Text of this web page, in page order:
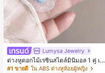
Lumysa Jewelry
ต่างหูดอกไม้เรซินสไตล์มินิมอล 1 คู่ เห
มาะสำหรับสวมใส่ประจำวันและวันพักผ่
#1 ขายดี ใน ABS ต่างหูห้อยผู้หญิง